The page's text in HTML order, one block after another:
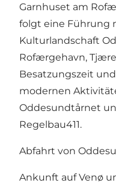
Garnhuset am
folgt eine Führung
Kulturlandschaft
Rofærgehavn,
Besatzungszeit
modernen
Oddesundtårnet
Regelbau411.
Abfahrt von
Ankunft auf Venø